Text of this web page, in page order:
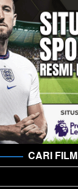
CARI FILM